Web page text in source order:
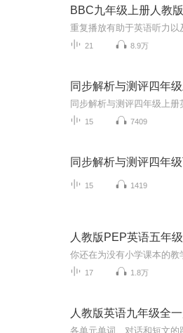
BBC九年级上册人教
21 8.9万
15 7409
15 1419
人教版PEP英语五年
17 1.8万
人教版英语九年级全